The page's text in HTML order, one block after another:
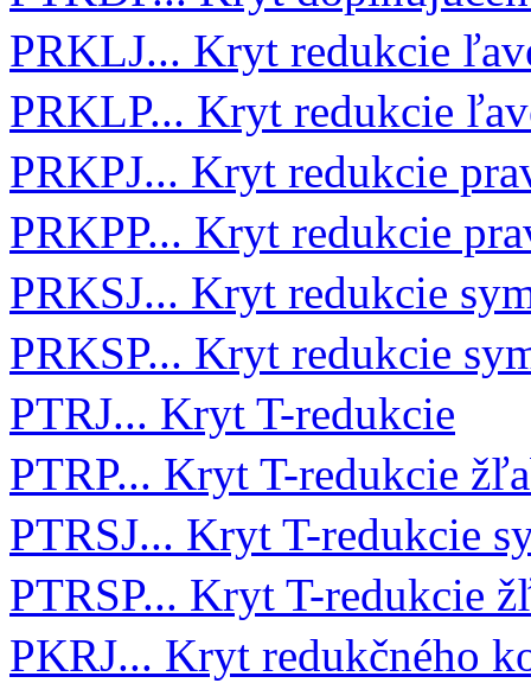
PRKLJ... Kryt redukcie
PRKLP... Kryt redukcie
PRKPJ... Kryt redukcie
PRKPP... Kryt redukcie
PRKSJ... Kryt redukcie
PRKSP... Kryt redukcie
PTRJ... Kryt T-redukcie
PTRP... Kryt T-redukcie
PTRSJ... Kryt T-redukcie
PTRSP... Kryt T-redukcie
PKRJ... Kryt redukčného